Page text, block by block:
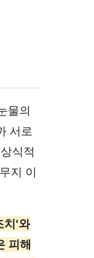
물의
서로
식적
지 이
치'와
피해